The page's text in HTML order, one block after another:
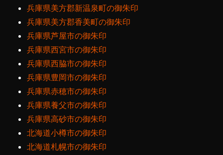
兵庫県美方郡新温泉町の御朱印
兵庫県美方郡香美町の御朱印
兵庫県芦屋市の御朱印
兵庫県西宮市の御朱印
兵庫県西脇市の御朱印
兵庫県豊岡市の御朱印
兵庫県赤穂市の御朱印
兵庫県養父市の御朱印
兵庫県高砂市の御朱印
北海道小樽市の御朱印
北海道札幌市の御朱印